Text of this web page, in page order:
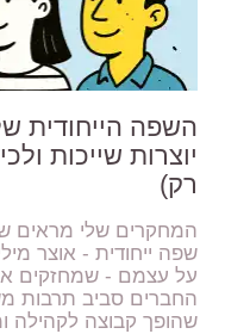
השפה הייחודית
יוצרות שייכות
רק)
המחקרים שלי מראים
שפה ייחודית - אוצר
על עצמם - שמחזקים
החברים סביב תרבות
שהופך קבוצה לקהילה